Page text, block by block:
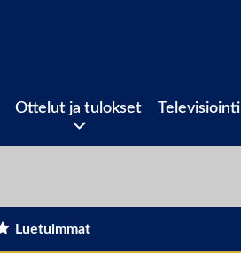
Ottelut ja tulokset Televisiointi
Luetuimmat